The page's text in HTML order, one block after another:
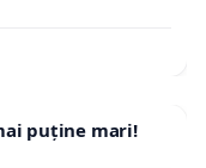
puține mari!